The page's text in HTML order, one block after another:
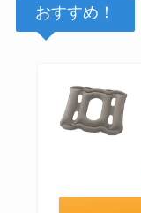
おすすめ！